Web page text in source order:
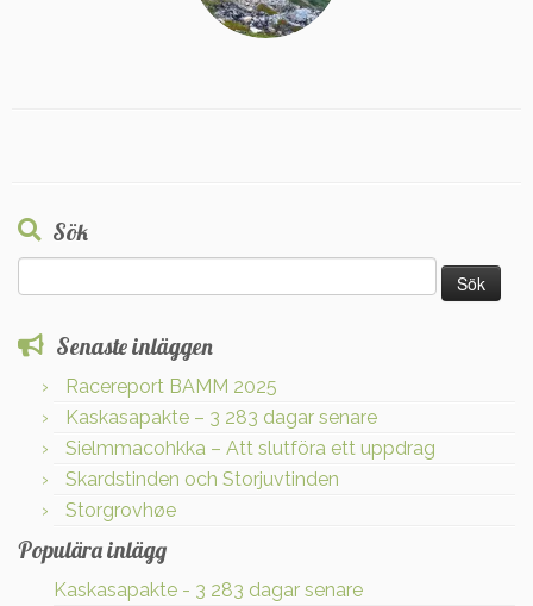
Sök
efter:
Senaste inläggen
Racereport BAMM 2025
Kaskasapakte – 3 283 dagar senare
Sielmmacohkka – Att slutföra ett uppdrag
Skardstinden och Storjuvtinden
Storgrovhøe
Populära inlägg
Kaskasapakte - 3 283 dagar senare